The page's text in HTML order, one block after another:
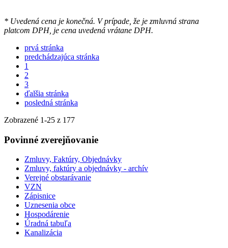
* Uvedená cena je konečná. V prípade, že je zmluvná strana
platcom DPH, je cena uvedená vrátane DPH.
prvá stránka
predchádzajúca stránka
1
2
3
ďalšia stránka
posledná stránka
Zobrazené 1-25 z 177
Povinné zverejňovanie
Zmluvy, Faktúry, Objednávky
Zmluvy, faktúry a objednávky - archív
Verejné obstarávanie
VZN
Zápisnice
Uznesenia obce
Hospodárenie
Úradná tabuľa
Kanalizácia